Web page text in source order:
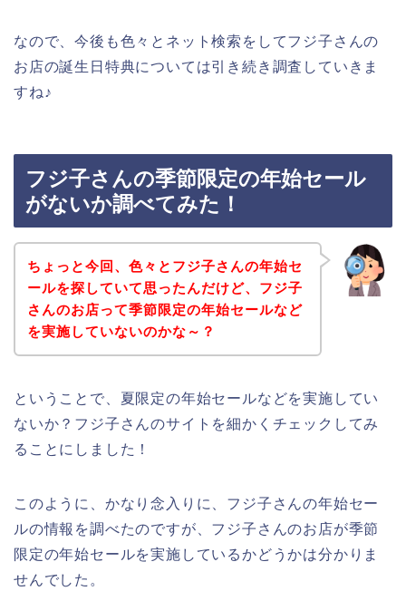
なので、今後も色々とネット検索をしてフジ子さんの
お店の誕生日特典については引き続き調査していきま
すね♪
フジ子さんの季節限定の年始セール
がないか調べてみた！
ちょっと今回、色々とフジ子さんの年始セ
ールを探していて思ったんだけど、フジ子
さんのお店って季節限定の年始セールなど
を実施していないのかな～？
ということで、夏限定の年始セールなどを実施してい
ないか？フジ子さんのサイトを細かくチェックしてみ
ることにしました！
このように、かなり念入りに、フジ子さんの年始セー
ルの情報を調べたのですが、フジ子さんのお店が季節
限定の年始セールを実施しているかどうかは分かりま
せんでした。